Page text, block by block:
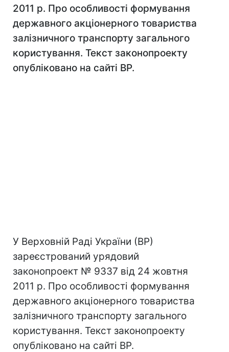
2011 р. Про особливості формування
державного акціонерного товариства
залізничного транспорту загального
користування. Текст законопроекту
опубліковано на сайті ВР.
У Верховній Раді України (ВР)
зареєстрований урядовий
законопроект № 9337 від 24 жовтня
2011 р. Про особливості формування
державного акціонерного товариства
залізничного транспорту загального
користування. Текст законопроекту
опубліковано на сайті ВР.